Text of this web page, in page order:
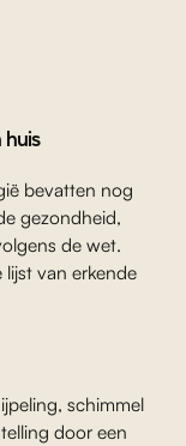
huis
bevatten nog
gezondheid,
de wet.
van erkende
schimmel
door een